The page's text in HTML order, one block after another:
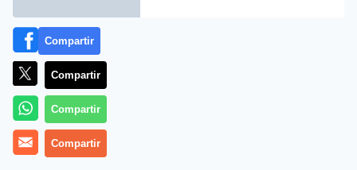
Más información
Compartir
Compartir
Compartir
Compartir